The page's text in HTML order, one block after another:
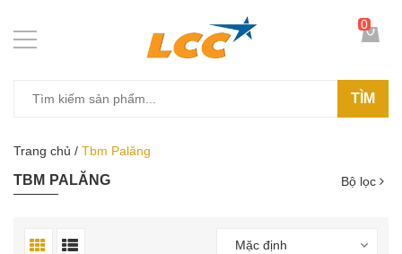
TÌM
0
Trang chủ / Tbm Palăng
TBM PALĂNG Bộ lọc
Mặc định